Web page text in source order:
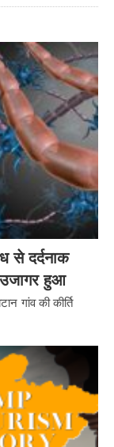
से दर्दनाक
हुआ
गांव की कीर्ति